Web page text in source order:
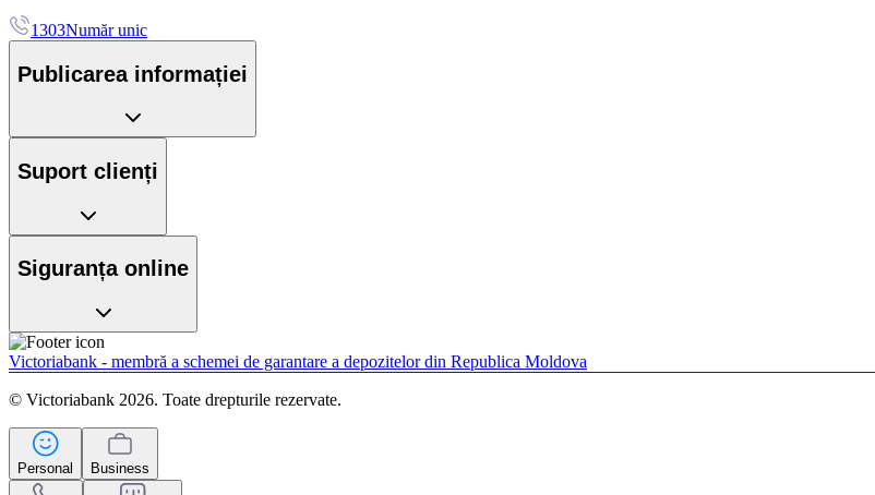
1303Număr unic
Publicarea informației
Suport clienți
Siguranța online
Victoriabank - membră a schemei de garantare a depozitelor din Republica Moldova
© Victoriabank 2026. Toate drepturile rezervate.
Personal Business